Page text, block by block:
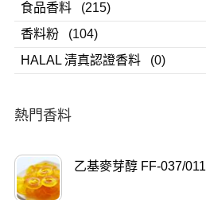
食品香料
(215)
香料粉
(104)
HALAL 清真認證香料
(0)
熱門香料
乙基麥芽醇 FF-037/011